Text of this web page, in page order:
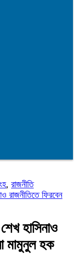
, রাজনীতি
রাজনীতিতে ফিরবেন
হাসিনাও
মামুনুল হক